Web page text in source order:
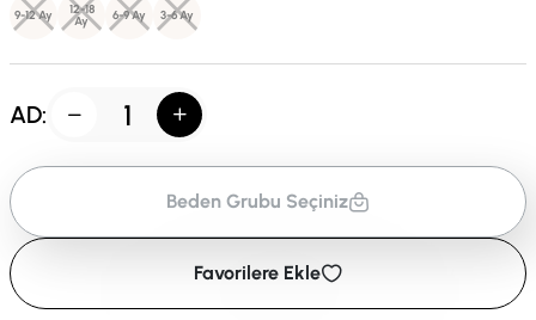
9-12 Ay 12-18
Ay 6-9 Ay 3-6 Ay
AD:
Beden Grubu Seçiniz
Favorilere Ekle